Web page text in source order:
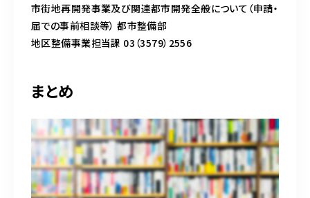
市街地再開発事業及び関連都市開発全般について（申請・
届での事前相談等） 都市整備部
地区整備事業担当課 03（3579）2556
まとめ